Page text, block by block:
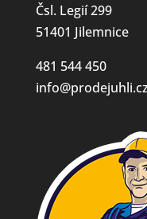
Čsl. Legií 299
51401 Jilemnice
481 544 450
info@prodejuhli.cz